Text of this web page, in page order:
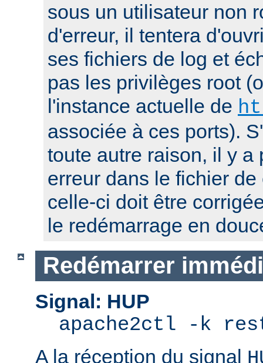
sous un utilisateur non
d'erreur, il tentera
ses fichiers de log et
pas les privilèges root
l'instance actuelle de
associée à ces ports).
toute autre raison, il y a
erreur dans le fichier
celle-ci doit être
le redémarrage en
Redémarrer
Signal: HUP
apache2ctl -k
A la réception du signal